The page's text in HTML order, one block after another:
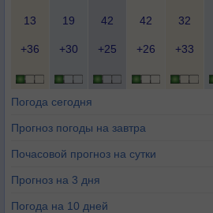
13 19 42 42 32
+36 +30 +25 +26 +33
Погода сегодня
Прогноз погоды на завтра
Почасовой прогноз на сутки
Прогноз на 3 дня
Погода на 10 дней